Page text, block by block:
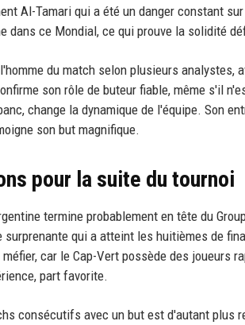
Al-Tamari qui a été un danger constant
dans ce Mondial, ce qui prouve la solidité
du match selon plusieurs
son rôle de buteur fiable, même s'il
change la dynamique de l'équipe. Son
son but magnifique.
pour la suite du tournoi
termine probablement en tête du
surprenante qui a atteint les huitièmes de
car le Cap-Vert possède des joueurs
part favorite.
consécutifs avec un but est d'autant plus